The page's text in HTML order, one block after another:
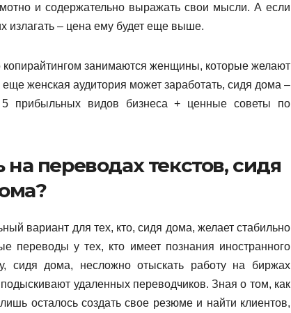
и содержательно выражать свои мысли. А если
излагать – цена ему будет еще выше.
копирайтингом занимаются женщины, которые желают
женская аудитория может заработать, сидя дома –
прибыльных видов бизнеса + ценные советы по
на переводах текстов, сидя
вариант для тех, кто, сидя дома, желает стабильно
переводы у тех, кто имеет познания иностранного
сидя дома, несложно отыскать работу на биржах
удаленных переводчиков. Зная о том, как
осталось создать свое резюме и найти клиентов,